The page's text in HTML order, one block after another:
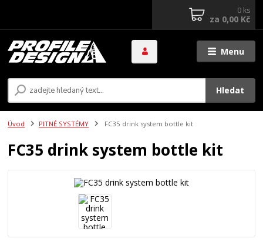
Menu
Hledat
0 ks
za 0,00 Kč
Úvod PITNÉ SYSTÉMY FC35 drink system bottle kit
FC35 drink system bottle kit